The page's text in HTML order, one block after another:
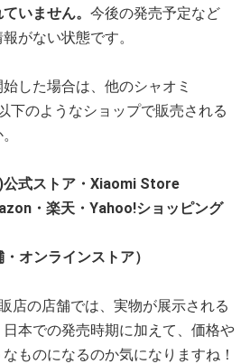
いません。 今後の発売予定など
がない状態です。
した場合は、他のシャオミ
下のようなショップで販売される
式ストア・Xiaomi Store
・楽天・Yahoo!ショッピング
オンラインストア）
店の店舗では、実物が展示される
本での発売時期に加えて、価格や
ものになるのか気になりますね！